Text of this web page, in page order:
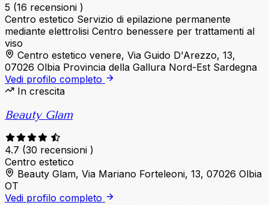
5 (16 recensioni )
Centro estetico Servizio di epilazione permanente
mediante elettrolisi Centro benessere per trattamenti al
viso
Centro estetico venere, Via Guido D'Arezzo, 13,
07026 Olbia Provincia della Gallura Nord-Est Sardegna
Vedi profilo completo
In crescita
Beauty Glam
4.7 (30 recensioni )
Centro estetico
Beauty Glam, Via Mariano Forteleoni, 13, 07026 Olbia
OT
Vedi profilo completo